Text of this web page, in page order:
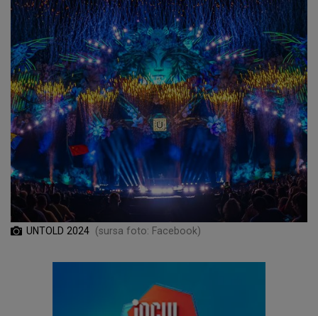
UNTOLD 2024 (sursa foto: Facebook)